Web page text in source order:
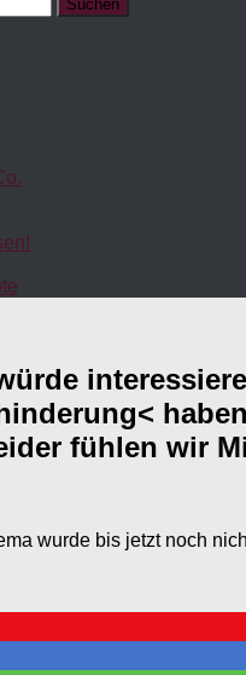
fühlen wir
wurde bis jetzt noch